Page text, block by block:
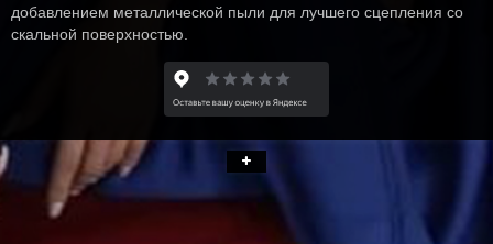
добавлением металлической пыли для лучшего сцепления со
скальной поверхностью.